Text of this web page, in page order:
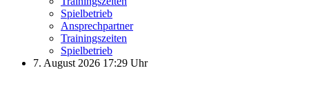
Spielbetrieb
Ansprechpartner
Trainingszeiten
Spielbetrieb
7. August 2026 17:29 Uhr